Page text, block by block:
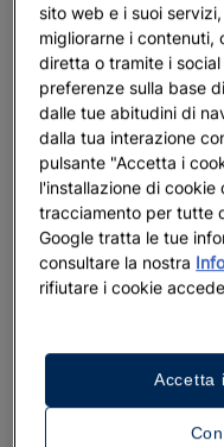
sito web e i suoi
migliorarne i
diretta o tramite i
preferenze sulla base
dalle tue abitudini di
dalla tua interazione
pulsante "Accetta i
l'installazione di
tracciamento per tutte
Google tratta le tue
consultare la nostra
rifiutare i cookie
Accetta